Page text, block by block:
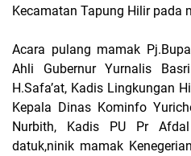
Kecamatan Tapung Hilir pada
Acara pulang mamak
Ahli Gubernur Yurnalis
H.Safa’at, Kadis Lingkungan
Kepala Dinas Kominfo
Nurbith, Kadis PU Pr
datuk,ninik mamak